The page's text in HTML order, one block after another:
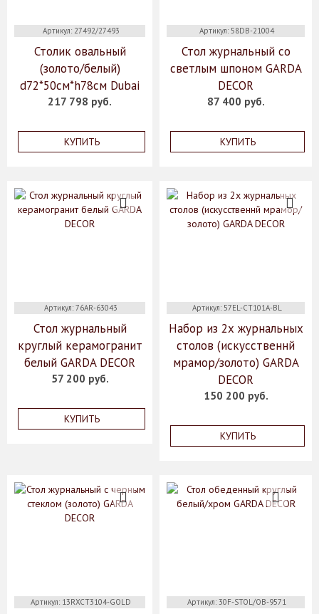
Артикул: 27492/27493
Столик овальный
(золото/белый)
d72*50см*h78см Dubai
217 798 руб.
КУПИТЬ
Артикул: 58DB-21004
Стол журнальный со
светлым шпоном GARDA
DECOR
87 400 руб.
КУПИТЬ
Артикул: 76AR-63043
Стол журнальный
круглый керамогранит
белый GARDA DECOR
57 200 руб.
КУПИТЬ
Артикул: 57EL-CT101А-BL
Набор из 2х журнальных
столов (искусственнй
мрамор/золото) GARDA
DECOR
150 200 руб.
КУПИТЬ
Артикул: 13RXCT3104-GOLD Артикул: 30F-STOL/OB-9571